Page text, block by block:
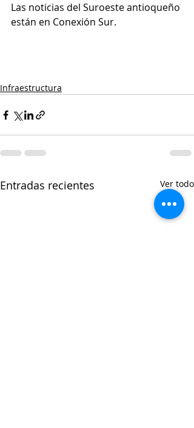
Las noticias del Suroeste antioqueño
están en Conexión Sur.
Infraestructura
Entradas recientes Ver todo